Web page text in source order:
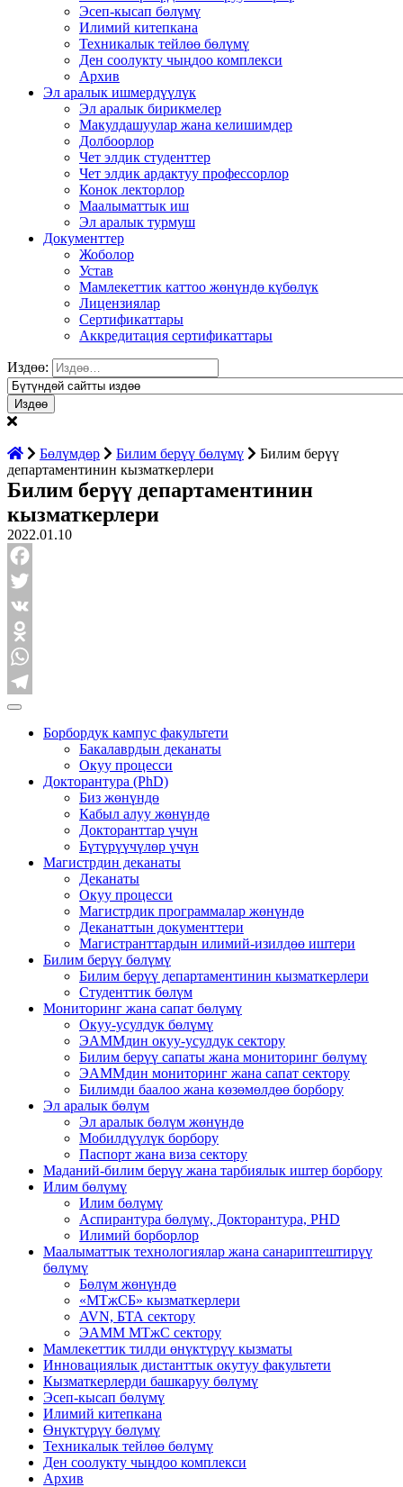
Эсеп-кысап бөлүмү
Илимий китепкана
Техникалык тейлөө бөлүмү
Ден соолукту чыңдоо комплекси
Архив
Эл аралык ишмердүүлүк
Эл аралык бирикмелер
Макулдашуулар жана келишимдер
Долбоорлор
Чет элдик студенттер
Чет элдик ардактуу профессорлор
Конок лекторлор
Маалыматтык иш
Эл аралык турмуш
Документтер
Жоболор
Устав
Мамлекеттик каттоо жөнүндө күбөлүк
Лицензиялар
Сертификаттары
Аккредитация сертификаттары
Издөө:
Бөлүмдөр Билим берүү бөлүмү
Билим берүү
департаментинин кызматкерлери
Билим берүү департаментинин
кызматкерлери
2022.01.10
Facebook
Twitter
VK
Odnoklassniki
WhatsApp
Telegram
Борбордук кампус факультети
Бакалаврдын деканаты
Окуу процесси
Докторантура (PhD)
Биз жөнүндө
Кабыл алуу жөнүндө
Докторанттар үчүн
Бүтүрүүчүлөр үчүн
Магистрдин деканаты
Деканаты
Окуу процесси
Магистрдик программалар жөнүндө
Деканаттын документтери
Магистранттардын илимий-изилдөө иштери
Билим берүү бөлүмү
Билим берүү департаментинин кызматкерлери
Студенттик бөлүм
Мониторинг жана сапат бөлүмү
Окуу-усулдук бөлүмү
ЭАММдин окуу-усулдук сектору
Билим берүү сапаты жана мониторинг бөлүмү
ЭАММдин мониторинг жана сапат сектору
Билимди баалоо жана көзөмөлдөө борбору
Эл аралык бөлүм
Эл аралык бөлүм жөнүндө
Мобилдүүлүк борбору
Паспорт жана виза сектору
Маданий-билим берүү жана тарбиялык иштер борбору
Илим бөлүмү
Илим бөлүмү
Аспирантура бөлүмү, Докторантура, PHD
Илимий борборлор
Маалыматтык технологиялар жана санариптештирүү
бөлүмү
Бөлүм жөнүндө
«МТжСБ» кызматкерлери
AVN, БТА сектору
ЭАММ МТжС сектору
Мамлекеттик тилди өнүктүрүү кызматы
Инновациялык дистанттык окутуу факультети
Кызматкерлерди башкаруу бөлүмү
Эсеп-кысап бөлүмү
Илимий китепкана
Өнүктүрүү бөлүмү
Техникалык тейлөө бөлүмү
Ден соолукту чыңдоо комплекси
Архив